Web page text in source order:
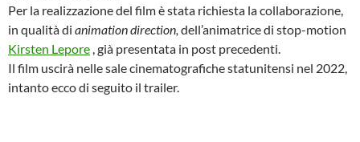
Per la realizzazione del film è stata richiesta la collaborazione,
in qualità di animation direction, dell’animatrice di stop-motion
Kirsten Lepore , già presentata in post precedenti.
Il film uscirà nelle sale cinematografiche statunitensi nel 2022,
intanto ecco di seguito il trailer.